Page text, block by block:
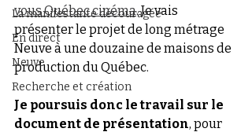
La manifestante découragée
En direct
Neuve
Recherche et création
vous Québec cinéma. Je vais
présenter le projet de long métrage
Neuve à une douzaine de maisons de
production du Québec.
Je poursuis donc le travail sur le
document de présentation, pour